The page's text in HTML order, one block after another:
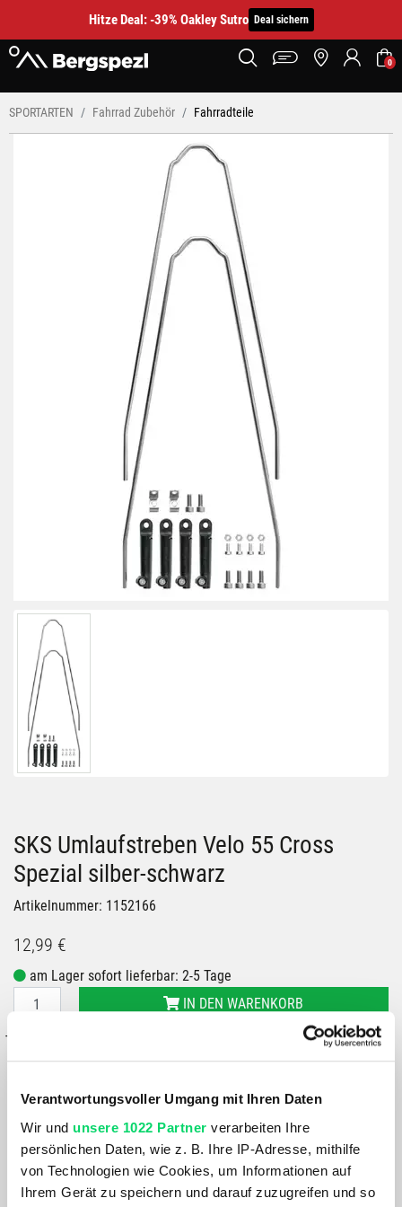
Verantwortungsvoller Umgang mit Ihren Daten
Wir und unsere 1022 Partner verarbeiten Ihre
persönlichen Daten, wie z. B. Ihre IP-Adresse, mithilfe
von Technologien wie Cookies, um Informationen auf
Ihrem Gerät zu speichern und darauf zuzugreifen und so
Hitze Deal: -39% Oakley Sutro Deal sichern
0
SPORTARTEN Fahrrad Zubehör Fahrradteile
SKS Umlaufstreben Velo 55 Cross
Spezial silber-schwarz
Artikelnummer: 1152166
12,99 €
am Lager sofort lieferbar: 2-5 Tage
IN DEN WARENKORB
– oder –
IN FILIALE ABHOLEN
GRÖSSE VERFÜGBAR IN
Bergspezl Haid
Bergspezl Wien 7
Bergspezl Villach
Bergspezl SCS Vösendorf